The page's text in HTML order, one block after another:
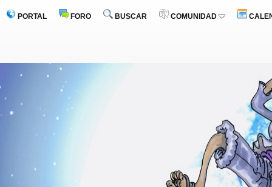
PORTAL FORO BUSCAR COMUNIDAD